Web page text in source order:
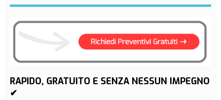
RAPIDO, GRATUITO E SENZA NESSUN IMPEGNO
✔